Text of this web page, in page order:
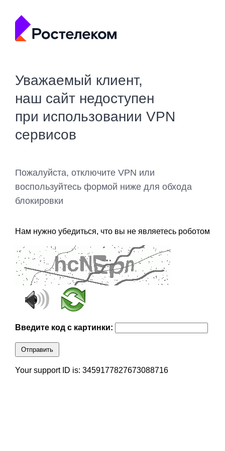
Уважаемый клиент,
наш сайт недоступен
при использовании VPN
сервисов
Пожалуйста, отключите VPN или
воспользуйтесь формой ниже для обхода
блокировки
Нам нужно убедиться, что вы не являетесь роботом
Введите код с картинки:
Отправить
Your support ID is: 3459177827673088716